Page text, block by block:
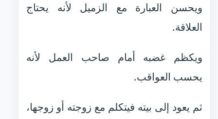
ويحسن العبارة مع الزميل لأنه يحتاج
العلاقة.
ويكظم غضبه أمام صاحب العمل لأنه
يحسب العواقب.
ثم يعود إلى بيته فيتكلم مع زوجته أو زوجها،